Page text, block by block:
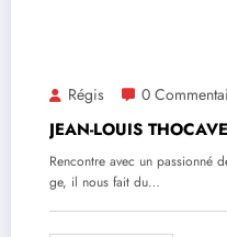
Régis 0
JEAN-LOUIS
Rencontre avec un passionné
ge, il nous fait du…